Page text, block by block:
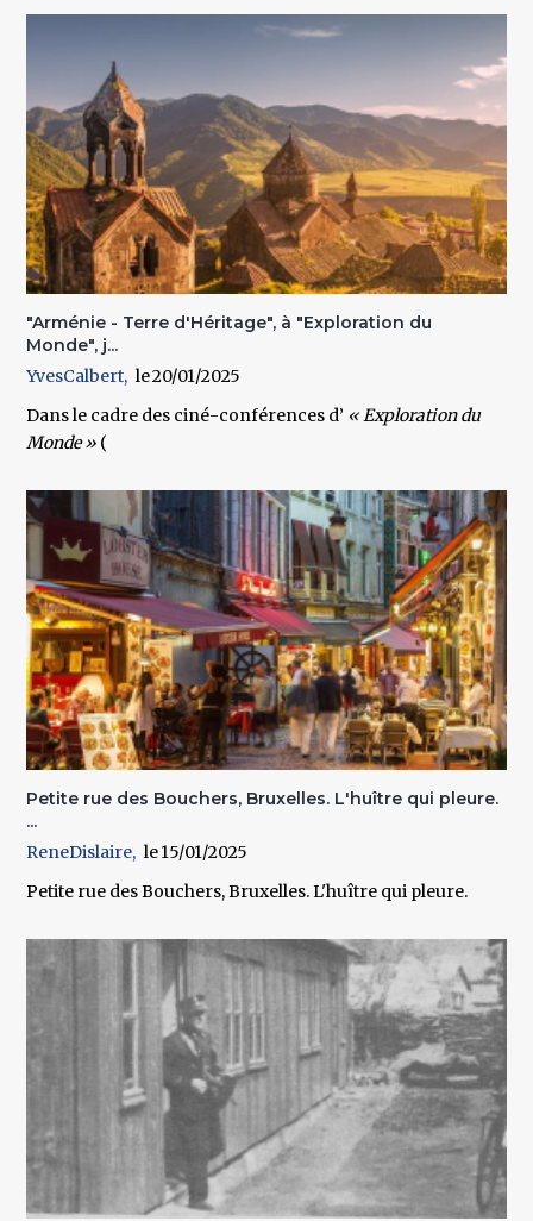
"Arménie - Terre d'Héritage", à "Exploration du
Monde", j...
YvesCalbert
20/01/2025
Dans le cadre des ciné-conférences d’ « Exploration du
Monde » (
Petite rue des Bouchers, Bruxelles. L'huître qui pleure.
...
ReneDislaire
15/01/2025
Petite rue des Bouchers, Bruxelles. L'huître qui pleure.